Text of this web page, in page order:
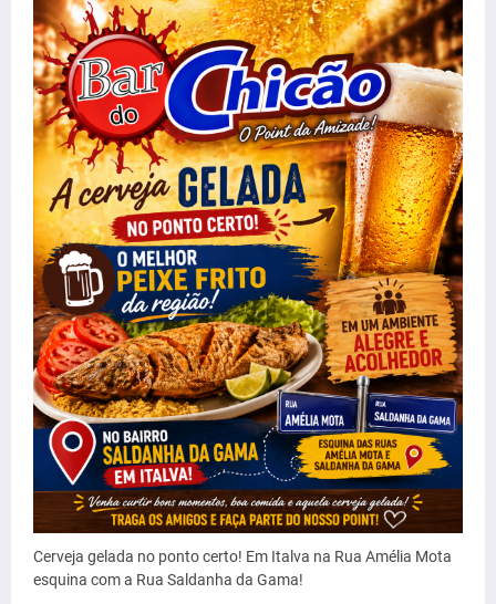
Cerveja gelada no ponto certo! Em Italva na Rua Amélia Mota
esquina com a Rua Saldanha da Gama!